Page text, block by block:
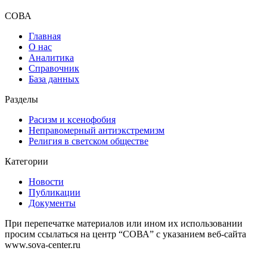
СОВА
Главная
О нас
Аналитика
Справочник
База данных
Разделы
Расизм и ксенофобия
Неправомерный антиэкстремизм
Религия в светском обществе
Категории
Новости
Публикации
Документы
При перепечатке материалов или ином их использовании
просим ссылаться на центр “СОВА” с указанием веб-сайта
www.sova-center.ru